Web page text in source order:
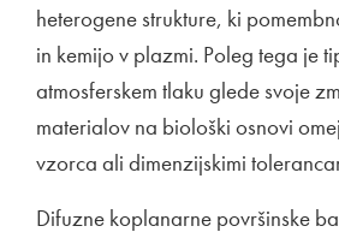
heterogene strukture, ki
in kemijo v plazmi. Poleg tega je
atmosferskem tlaku glede svoje
materialov na biološki osnovi
vzorca ali dimenzijskimi
Difuzne koplanarne površinske